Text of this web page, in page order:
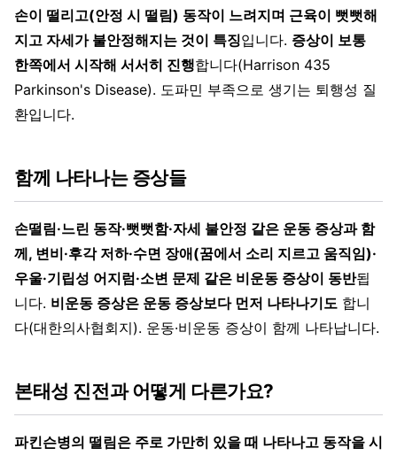
손이 떨리고(안정 시 떨림) 동작이 느려지며 근육이 뻣뻣해
지고 자세가 불안정해지는 것이 특징입니다. 증상이 보통
한쪽에서 시작해 서서히 진행합니다(Harrison 435
Parkinson's Disease). 도파민 부족으로 생기는 퇴행성 질
환입니다.
함께 나타나는 증상들
손떨림·느린 동작·뻣뻣함·자세 불안정 같은 운동 증상과 함
께, 변비·후각 저하·수면 장애(꿈에서 소리 지르고 움직임)·
우울·기립성 어지럼·소변 문제 같은 비운동 증상이 동반됩
니다. 비운동 증상은 운동 증상보다 먼저 나타나기도 합니
다(대한의사협회지). 운동·비운동 증상이 함께 나타납니다.
본태성 진전과 어떻게 다른가요?
파킨슨병의 떨림은 주로 가만히 있을 때 나타나고 동작을 시